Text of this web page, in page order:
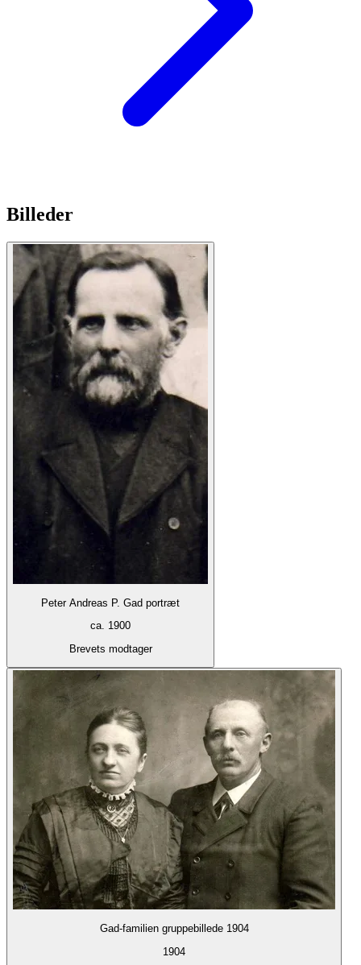
Billeder
Peter Andreas P. Gad portræt
ca. 1900
Brevets modtager
Gad-familien gruppebillede 1904
1904